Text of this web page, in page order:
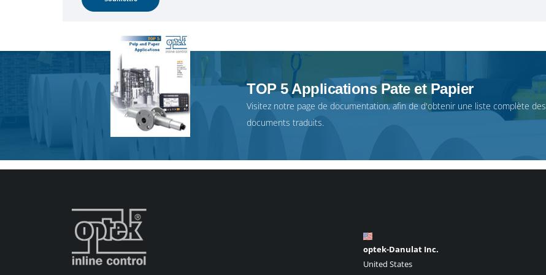
TOP 5 Applications Pate et Papier
Visitez notre page de documentation, afin de d'obtenir une liste complète des
documents traduits.
optek-Danulat Inc.
United States